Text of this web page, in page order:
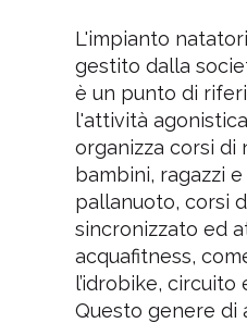
L'impianto
gestito dalla
è un punto di
l'attività
organizza corsi di
bambini, ragazzi
pallanuoto, corsi
sincronizzato ed
acquafitness,
l’idrobike, circuito
Questo genere di